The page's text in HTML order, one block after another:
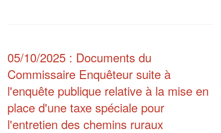
05/10/2025 : Documents du
Commissaire Enquêteur suite à
l'enquête publique relative à la mise en
place d'une taxe spéciale pour
l'entretien des chemins ruraux